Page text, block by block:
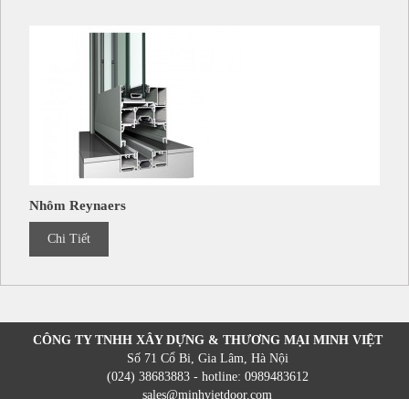
Nhôm Reynaers
Chi Tiết
CÔNG TY TNHH XÂY DỰNG & THƯƠNG MẠI MINH VIỆT
Số 71 Cổ Bi, Gia Lâm, Hà Nội
(024) 38683883 - hotline: 0989483612
sales@minhvietdoor.com